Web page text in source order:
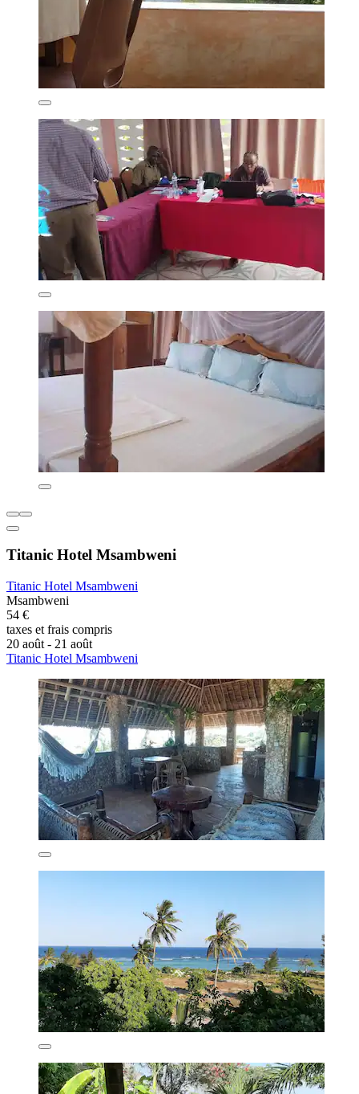
Titanic Hotel Msambweni
Titanic Hotel Msambweni
Msambweni
54 €
taxes et frais compris
20 août - 21 août
Titanic Hotel Msambweni